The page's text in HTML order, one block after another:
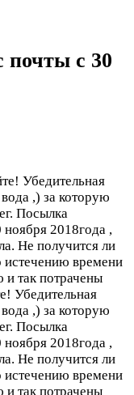
почты с 30
Убедительная
,) за которую
Посылка
ноября 2018года ,
Не получится ли
истечению времени
так потрачены
Убедительная
,) за которую
Посылка
ноября 2018года ,
Не получится ли
истечению времени
так потрачены